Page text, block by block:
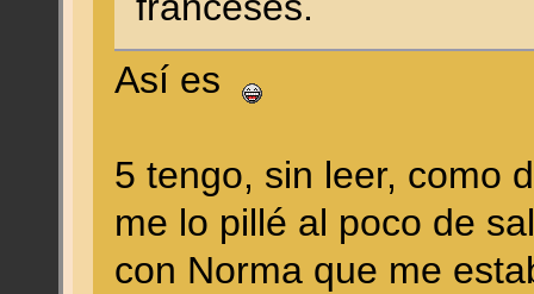
Así es
5 tengo, sin leer, como
me lo pillé al poco de
con Norma que me